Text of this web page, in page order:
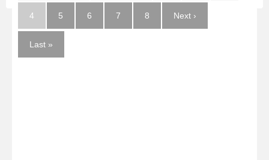
4 5 6 7 8 Next ›
Last »